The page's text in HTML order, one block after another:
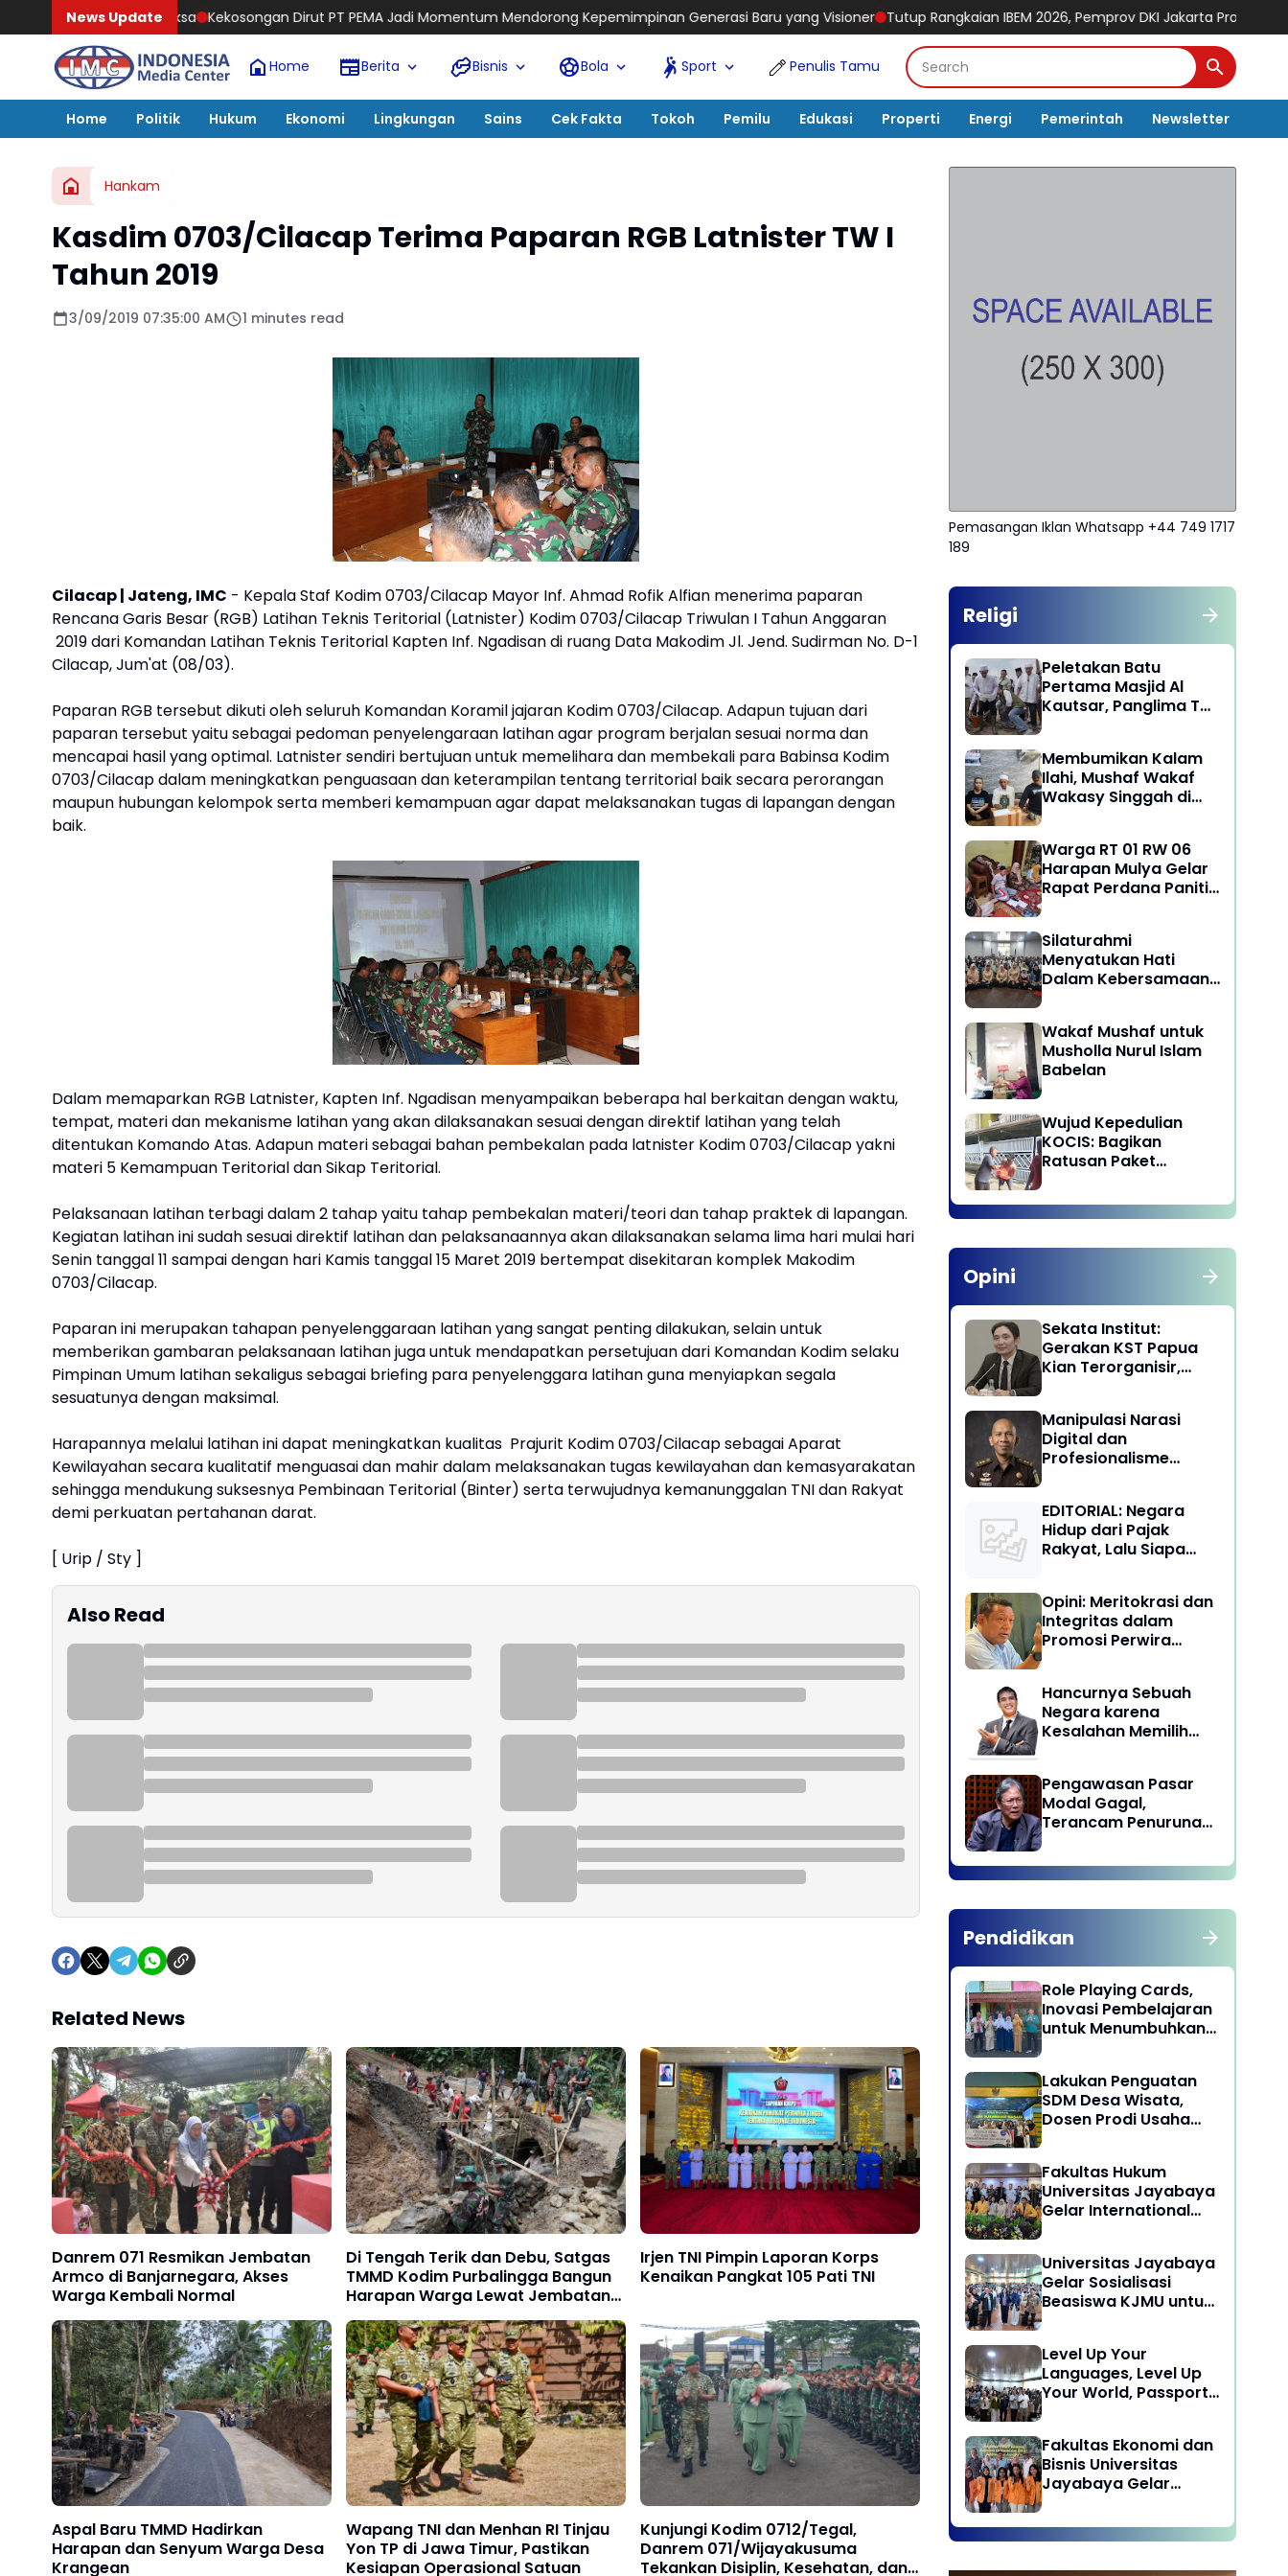
News Update
Kekosongan Dirut PT PEMA Jadi Momentum Mendorong Kepemimpinan Generasi Baru yang Visioner Tutup Rangkaian IBEM 2026, Pemprov DKI Jakarta Promosikan Potensi Wisata Bahari
Home Berita Bisnis Bola Sport Penulis Tamu
Home Politik Hukum Ekonomi Lingkungan Sains Cek Fakta Tokoh Pemilu Edukasi Properti Energi Pemerintah Newsletter
Hankam
Kasdim 0703/Cilacap Terima Paparan RGB Latnister TW I
Tahun 2019
3/09/2019 07:35:00 AM 1 minutes read
Cilacap | Jateng, IMC - Kepala Staf Kodim 0703/Cilacap Mayor Inf. Ahmad Rofik Alfian menerima paparan
Rencana Garis Besar (RGB) Latihan Teknis Teritorial (Latnister) Kodim 0703/Cilacap Triwulan I Tahun Anggaran
2019 dari Komandan Latihan Teknis Teritorial Kapten Inf. Ngadisan di ruang Data Makodim Jl. Jend. Sudirman No. D-1
Cilacap, Jum'at (08/03).
Paparan RGB tersebut dikuti oleh seluruh Komandan Koramil jajaran Kodim 0703/Cilacap. Adapun tujuan dari
paparan tersebut yaitu sebagai pedoman penyelengaraan latihan agar program berjalan sesuai norma dan
mencapai hasil yang optimal. Latnister sendiri bertujuan untuk memelihara dan membekali para Babinsa Kodim
0703/Cilacap dalam meningkatkan penguasaan dan keterampilan tentang territorial baik secara perorangan
maupun hubungan kelompok serta memberi kemampuan agar dapat melaksanakan tugas di lapangan dengan
baik.
Dalam memaparkan RGB Latnister, Kapten Inf. Ngadisan menyampaikan beberapa hal berkaitan dengan waktu,
tempat, materi dan mekanisme latihan yang akan dilaksanakan sesuai dengan direktif latihan yang telah
ditentukan Komando Atas. Adapun materi sebagai bahan pembekalan pada latnister Kodim 0703/Cilacap yakni
materi 5 Kemampuan Teritorial dan Sikap Teritorial.
Pelaksanaan latihan terbagi dalam 2 tahap yaitu tahap pembekalan materi/teori dan tahap praktek di lapangan.
Kegiatan latihan ini sudah sesuai direktif latihan dan pelaksanaannya akan dilaksanakan selama lima hari mulai hari
Senin tanggal 11 sampai dengan hari Kamis tanggal 15 Maret 2019 bertempat disekitaran komplek Makodim
0703/Cilacap.
Paparan ini merupakan tahapan penyelenggaraan latihan yang sangat penting dilakukan, selain untuk
memberikan gambaran pelaksanaan latihan juga untuk mendapatkan persetujuan dari Komandan Kodim selaku
Pimpinan Umum latihan sekaligus sebagai briefing para penyelenggara latihan guna menyiapkan segala
sesuatunya dengan maksimal.
Harapannya melalui latihan ini dapat meningkatkan kualitas Prajurit Kodim 0703/Cilacap sebagai Aparat
Kewilayahan secara kualitatif menguasai dan mahir dalam melaksanakan tugas kewilayahan dan kemasyarakatan
sehingga mendukung suksesnya Pembinaan Teritorial (Binter) serta terwujudnya kemanunggalan TNI dan Rakyat
demi perkuatan pertahanan darat.
[ Urip / Sty ]
Also Read
Related News
Danrem 071 Resmikan Jembatan
Armco di Banjarnegara, Akses
Warga Kembali Normal
Di Tengah Terik dan Debu, Satgas
TMMD Kodim Purbalingga Bangun
Harapan Warga Lewat Jembatan
Desa
Irjen TNI Pimpin Laporan Korps
Kenaikan Pangkat 105 Pati TNI
Aspal Baru TMMD Hadirkan
Harapan dan Senyum Warga Desa
Krangean
Wapang TNI dan Menhan RI Tinjau
Yon TP di Jawa Timur, Pastikan
Kesiapan Operasional Satuan
Kunjungi Kodim 0712/Tegal,
Danrem 071/Wijayakusuma
Tekankan Disiplin, Kesehatan, dan
Pemasangan Iklan Whatsapp +44 749 1717
189
Religi
Peletakan Batu
Pertama Masjid Al
Kautsar, Panglima TNI
Kebersamaan
Masyarakat
Membumikan Kalam
Ilahi, Mushaf Wakaf
Wakasy Singgah di
Barat
Warga RT 01 RW 06
Harapan Mulya Gelar
Rapat Perdana Panitia
Silaturahmi
Menyatukan Hati
Dalam Kebersamaan
Ekonomi Kreatif
Provinsi DKI Jakarta
Wakaf Mushaf untuk
Musholla Nurul Islam
Babelan
Wujud Kepedulian
KOCIS: Bagikan
Ratusan Paket
Anggota dan Kaum
Dhuafa
Opini
Sekata Institut:
Gerakan KST Papua
Kian Terorganisir,
Manipulasi Narasi
Digital dan
Profesionalisme
Social Media di
Indonesia
EDITORIAL: Negara
Hidup dari Pajak
Rakyat, Lalu Siapa
Opini: Meritokrasi dan
Integritas dalam
Promosi Perwira
Hancurnya Sebuah
Negara karena
Kesalahan Memilih
Pengawasan Pasar
Modal Gagal,
Terancam Penurunan
Pendidikan
Role Playing Cards,
Inovasi Pembelajaran
untuk Menumbuhkan
Lakukan Penguatan
SDM Desa Wisata,
Dosen Prodi Usaha
Pengabdian Kepada
Masyarakat di Desa
Wisata Sukamandi
Subang, Jawa Barat
Fakultas Hukum
Universitas Jayabaya
Gelar International
Undang Advokat di
Era Globalisasi
Universitas Jayabaya
Gelar Sosialisasi
Beasiswa KJMU untuk
Level Up Your
Languages, Level Up
Your World, Passport
Global Career in
Jayabaya University
Fakultas Ekonomi dan
Bisnis Universitas
Jayabaya Gelar
Kampus